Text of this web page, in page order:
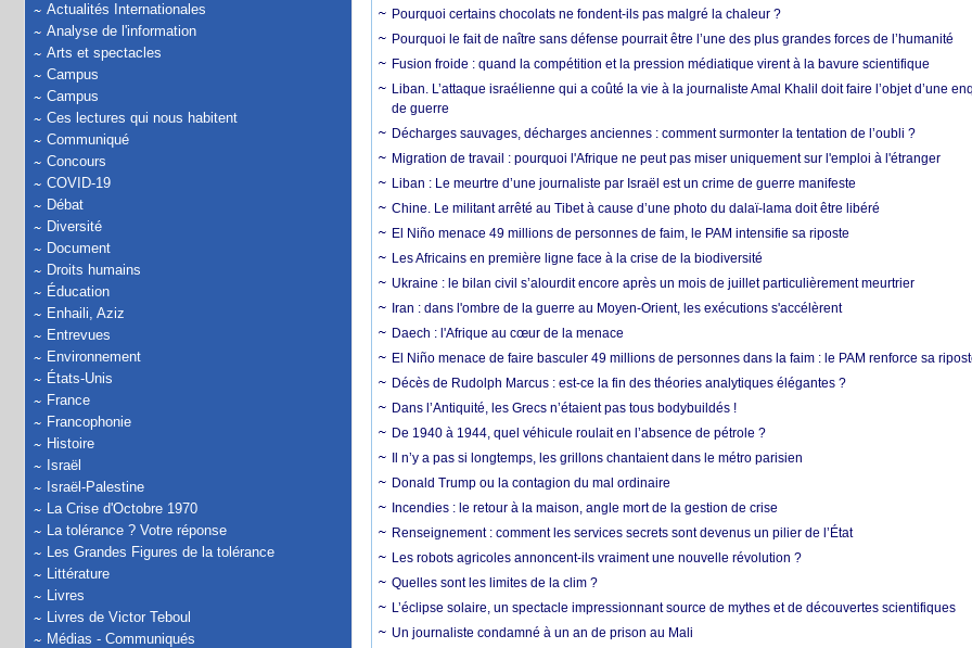
Actualités Internationales
Analyse de l'information
Arts et spectacles
Campus
Campus
Ces lectures qui nous habitent
Communiqué
Concours
COVID-19
Débat
Diversité
Document
Droits humains
Éducation
Enhaili, Aziz
Entrevues
Environnement
États-Unis
France
Francophonie
Histoire
Israël
Israël-Palestine
La Crise d'Octobre 1970
La tolérance ? Votre réponse
Les Grandes Figures de la tolérance
Littérature
Livres
Livres de Victor Teboul
Médias - Communiqués
Pourquoi certains chocolats ne fondent-ils pas malgré la chaleur ?
Pourquoi le fait de naître sans défense pourrait être l’une des plus grandes forces de l’humanité
Fusion froide : quand la compétition et la pression médiatique virent à la bavure scientifique
Liban. L’attaque israélienne qui a coûté la vie à la journaliste Amal Khalil doit faire l’objet d’une
de guerre
Décharges sauvages, décharges anciennes : comment surmonter la tentation de l’oubli ?
Migration de travail : pourquoi l'Afrique ne peut pas miser uniquement sur l'emploi à l'étranger
Liban : Le meurtre d’une journaliste par Israël est un crime de guerre manifeste
Chine. Le militant arrêté au Tibet à cause d’une photo du dalaï-lama doit être libéré
El Niño menace 49 millions de personnes de faim, le PAM intensifie sa riposte
Les Africains en première ligne face à la crise de la biodiversité
Ukraine : le bilan civil s’alourdit encore après un mois de juillet particulièrement meurtrier
Iran : dans l'ombre de la guerre au Moyen-Orient, les exécutions s'accélèrent
Daech : l'Afrique au cœur de la menace
El Niño menace de faire basculer 49 millions de personnes dans la faim : le PAM renforce sa
Décès de Rudolph Marcus : est-ce la fin des théories analytiques élégantes ?
Dans l’Antiquité, les Grecs n’étaient pas tous bodybuildés !
De 1940 à 1944, quel véhicule roulait en l’absence de pétrole ?
Il n’y a pas si longtemps, les grillons chantaient dans le métro parisien
Donald Trump ou la contagion du mal ordinaire
Incendies : le retour à la maison, angle mort de la gestion de crise
Renseignement : comment les services secrets sont devenus un pilier de l’État
Les robots agricoles annoncent-ils vraiment une nouvelle révolution ?
Quelles sont les limites de la clim ?
L’éclipse solaire, un spectacle impressionnant source de mythes et de découvertes scientifiques
Un journaliste condamné à un an de prison au Mali